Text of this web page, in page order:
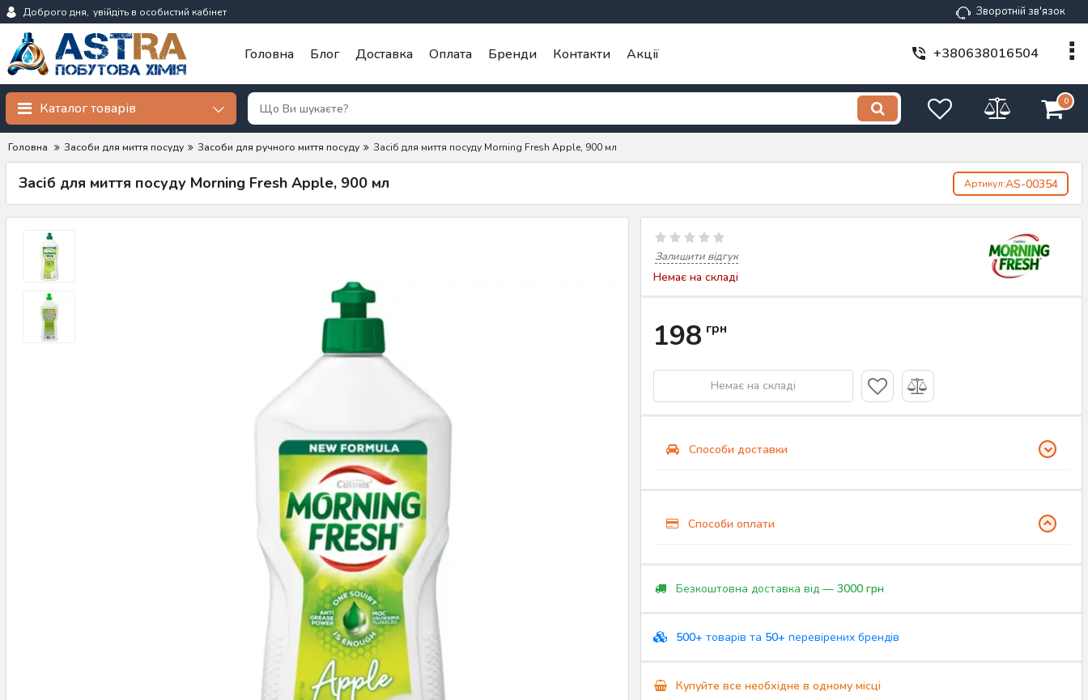
Доброго дня, увійдіть в особистий кабінет Зворотній зв'язок
Головна Блог Доставка Оплата Бренди Контакти Акції +380638016504
Каталог товарів 0
Головна Засоби для миття посуду Засоби для ручного миття посуду Засіб для миття посуду Morning Fresh Apple, 900 мл
Засіб для миття посуду Morning Fresh Apple, 900 мл Артикул:AS-00354
Залишити відгук
Немає на складі
198 грн
Немає на складі
Способи доставки
Способи оплати
Безкоштовна доставка від — 3000 грн
500+ товарів та 50+ перевірених брендів
Купуйте все необхідне в одному місці